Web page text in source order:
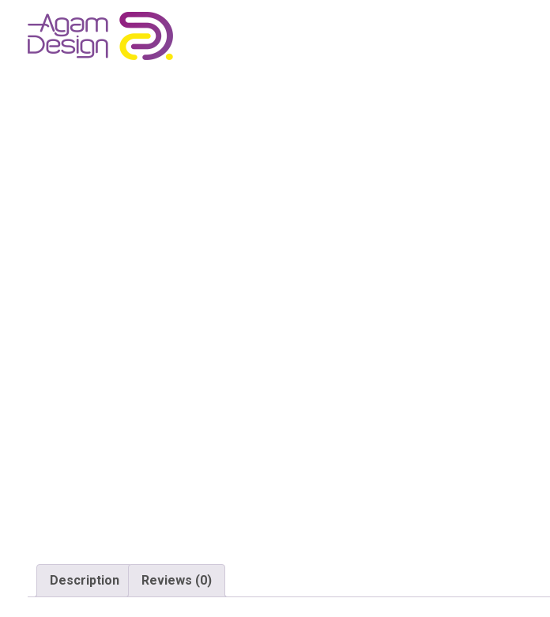
Description Reviews (0)